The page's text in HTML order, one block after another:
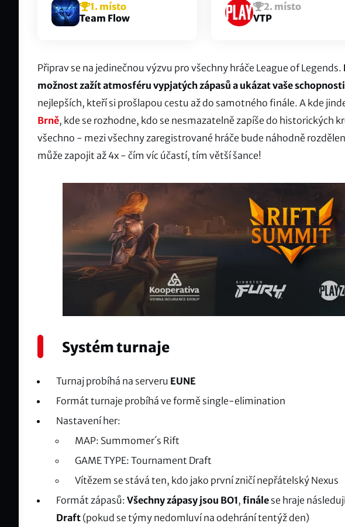
1. místo
Team Flow
2. místo
VTP
Připrav se na jedinečnou výzvu pro všechny hráče League of Legends.
možnost zažít atmosféru vypjatých zápasů a ukázat vaše schopnosti
nejlepších, kteří si prošlapou cestu až do samotného finále. A kde
Brně, kde se rozhodne, kdo se nesmazatelně zapíše do historických
všechno - mezi všechny zaregistrované hráče bude náhodně
může zapojit až 4x - čím víc účastí, tím větší šance!
Systém turnaje
Turnaj probíhá na serveru EUNE
Formát turnaje probíhá ve formě single-elimination
Nastavení her:
MAP: Summomer´s Rift
GAME TYPE: Tournament Draft
Vítězem se stává ten, kdo jako první zničí nepřátelský Nexus
Formát zápasů: Všechny zápasy jsou BO1, finále se hraje
Draft (pokud se týmy nedomluví na odehrání tentýž den)